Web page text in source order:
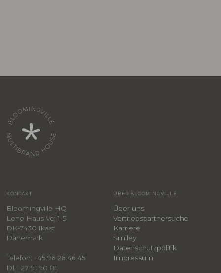
KONTAKT
Bloomingville HQ
Lene Haus Vej 1-5
DK-7430 Ikast
Dänemark
Telefon: +45 96 26 46 45
DE: 27 91 90 81
ÜBER BLOOMINGVILLE
Über uns
Vertriebspartnersuche
Karriere
Smiley
​Datenschutzpolitik
Impressum